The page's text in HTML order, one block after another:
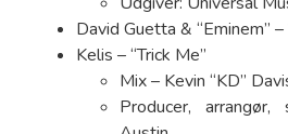
David Guetta & “Eminem” –
Kelis – “Trick Me”
Mix – Kevin “KD”
Producer,